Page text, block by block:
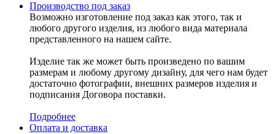
Производство под заказ
Возможно изготовление под заказ как этого, так и
любого другого изделия, из любого вида материала
представленного на нашем сайте.
Изделие так же может быть произведено по вашим
размерам и любому другому дизайну, для чего нам будет
достаточно фотографии, внешних размеров изделия и
подписания Договора поставки.
Подробнее
Оплата и доставка